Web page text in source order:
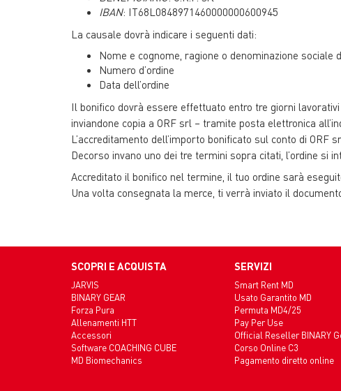
IBAN: IT68L0848971460000000600945
La causale dovrà indicare i seguenti dati:
Nome e cognome, ragione o denominazione sociale
Numero d’ordine
Data dell’ordine
Il bonifico dovrà essere effettuato entro tre giorni
inviandone copia a ORF srl – tramite posta elettronica
L’accreditamento dell’importo bonificato sul conto di
Decorso invano uno dei tre termini sopra citati, l’ordine si
Accreditato il bonifico nel termine, il tuo ordine sarà
Una volta consegnata la merce, ti verrà inviato il
SCOPRI E ACQUISTA
JARVIS
BINARY GEAR
Forza Pura
Allenamenti HTT
Accessori
Software COACHING CUBE
MD Biomechanics
SERVIZI
Smart Rent MD
Usato Garantito MD
Permuta MD4/25
Pay Per Use
Official Reseller BINARY
Corso Online C3
Pagamento diretto online